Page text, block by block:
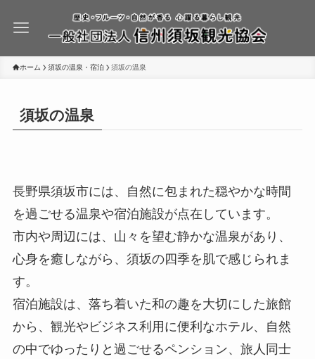
ホーム 須坂の温泉・宿泊 須坂の温泉
須坂の温泉
長野県須坂市には、自然に包まれた穏やかな時間
を過ごせる温泉や宿泊施設が点在しています。
市内や周辺には、山々を望む静かな温泉があり、
心身を癒しながら、須坂の四季を肌で感じられま
す。
宿泊施設は、落ち着いた和の趣を大切にした旅館
から、観光やビジネス利用に便利なホテル、自然
の中でゆったりと過ごせるペンション、旅人同士